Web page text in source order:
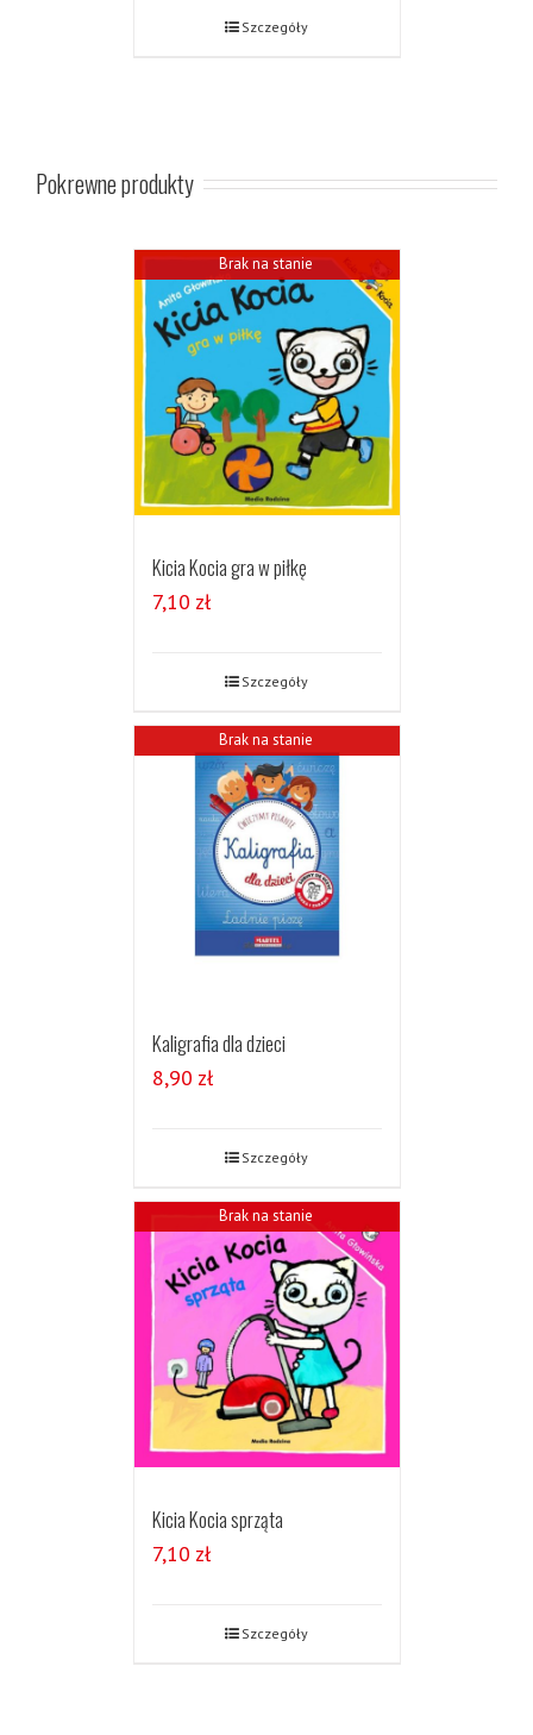
Szczegóły
Pokrewne produkty
Brak na stanie
Kicia Kocia gra w piłkę
7,10 zł
Szczegóły
Brak na stanie
Kaligrafia dla dzieci
8,90 zł
Szczegóły
Brak na stanie
Kicia Kocia sprząta
7,10 zł
Szczegóły